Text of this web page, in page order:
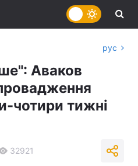
рус
Аваков
чотири тижні
32921